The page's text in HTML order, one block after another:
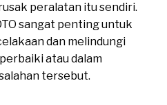
peralatan itu sendiri.
sangat penting untuk
dan melindungi
atau dalam
tersebut.